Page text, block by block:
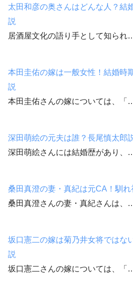
太田和彦の奥さんはどんな人？結
説
居酒屋文化の語り手として知られ
本田圭佑の嫁は一般女性！結婚時
説
本田圭佑さんの嫁については、「
深田萌絵の元夫は誰？長尾慎太郎
深田萌絵さんには結婚歴があり、
桑田真澄の妻・真紀は元CA！馴
桑田真澄さんの妻・真紀さんは、
坂口憲二の嫁は菊乃井女将ではな
説
坂口憲二さんの嫁については、「